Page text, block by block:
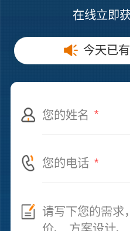
在线立即
今天已有
*
*